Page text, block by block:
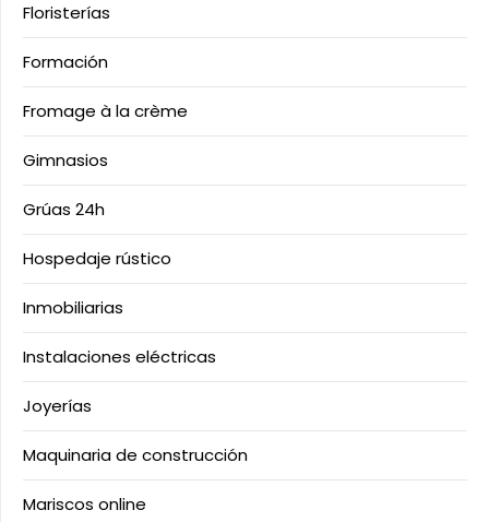
Floristerías
Formación
Fromage à la crème
Gimnasios
Grúas 24h
Hospedaje rústico
Inmobiliarias
Instalaciones eléctricas
Joyerías
Maquinaria de construcción
Mariscos online